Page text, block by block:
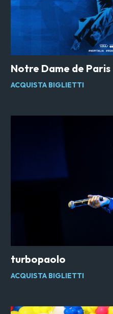
Notre Dame de Paris
ACQUISTA BIGLIETTI
turbopaolo
ACQUISTA BIGLIETTI